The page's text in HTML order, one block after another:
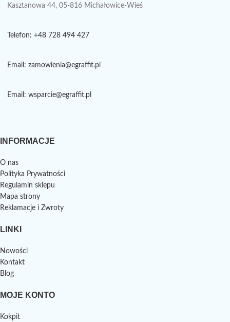
Kasztanowa 44, 05-816 Michałowice-Wieś
Telefon: +48 728 494 427
Email: zamowienia@egraffit.pl
Email: wsparcie@egraffit.pl
INFORMACJE
O nas
Polityka Prywatności
Regulamin sklepu
Mapa strony
Reklamacje i Zwroty
LINKI
Nowości
Kontakt
Blog
MOJE KONTO
Kokpit